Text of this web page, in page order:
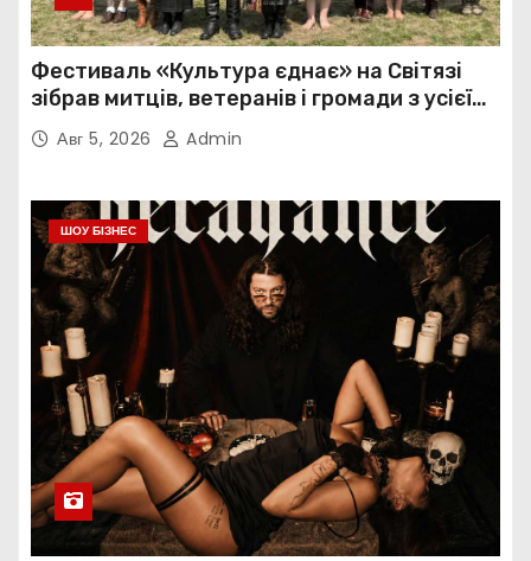
Фестиваль «Культура єднає» на Світязі
зібрав митців, ветеранів і громади з усієї
України
Авг 5, 2026 Admin
ШОУ БІЗНЕС